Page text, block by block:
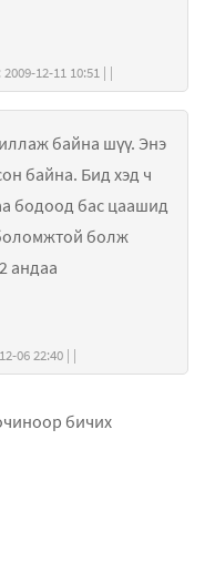
mongolhuuhed хэзээ бичсэн: 2009-12-11 10:51 | |
байна шүү. Энэ
байна. Бид хэд ч
бодоод бас цаашид
болж
андаа
хэзээ бичсэн: 2009-12-06 22:40 | |
бичих